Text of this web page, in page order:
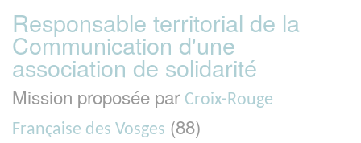
Responsable territorial de la
Communication d'une
association de solidarité
Mission proposée par Croix-Rouge
Française des Vosges (88)